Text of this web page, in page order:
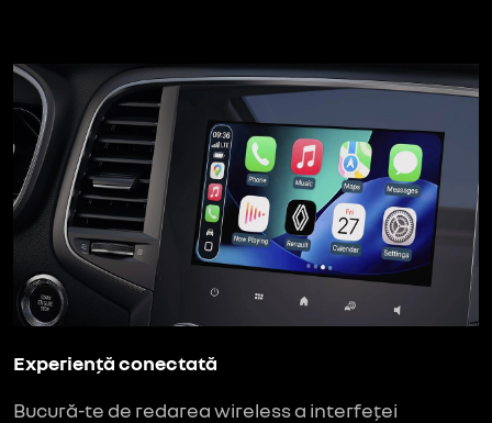
Experiență conectată
Bucură-te de redarea wireless a interfeței